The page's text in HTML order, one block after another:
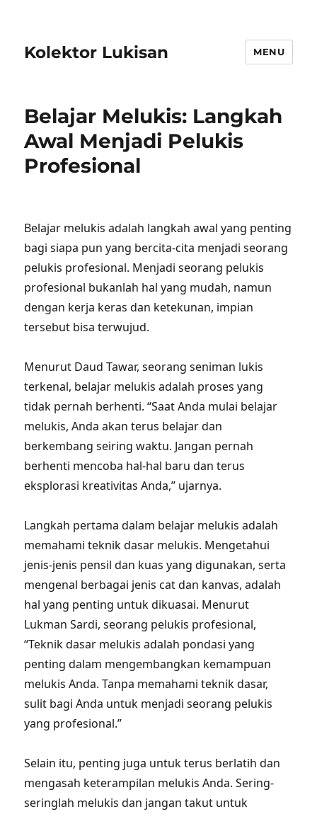
Kolektor Lukisan MENU
Belajar Melukis: Langkah
Awal Menjadi Pelukis
Profesional
Belajar melukis adalah langkah awal yang penting
bagi siapa pun yang bercita-cita menjadi seorang
pelukis profesional. Menjadi seorang pelukis
profesional bukanlah hal yang mudah, namun
dengan kerja keras dan ketekunan, impian
tersebut bisa terwujud.
Menurut Daud Tawar, seorang seniman lukis
terkenal, belajar melukis adalah proses yang
tidak pernah berhenti. “Saat Anda mulai belajar
melukis, Anda akan terus belajar dan
berkembang seiring waktu. Jangan pernah
berhenti mencoba hal-hal baru dan terus
eksplorasi kreativitas Anda,” ujarnya.
Langkah pertama dalam belajar melukis adalah
memahami teknik dasar melukis. Mengetahui
jenis-jenis pensil dan kuas yang digunakan, serta
mengenal berbagai jenis cat dan kanvas, adalah
hal yang penting untuk dikuasai. Menurut
Lukman Sardi, seorang pelukis profesional,
“Teknik dasar melukis adalah pondasi yang
penting dalam mengembangkan kemampuan
melukis Anda. Tanpa memahami teknik dasar,
sulit bagi Anda untuk menjadi seorang pelukis
yang profesional.”
Selain itu, penting juga untuk terus berlatih dan
mengasah keterampilan melukis Anda. Sering-
seringlah melukis dan jangan takut untuk